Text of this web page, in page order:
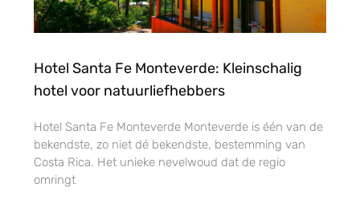
Hotel Santa Fe Monteverde: Kleinschalig
hotel voor natuurliefhebbers
Hotel Santa Fe Monteverde Monteverde is één van de
bekendste, zo niet dé bekendste, bestemming van
Costa Rica. Het unieke nevelwoud dat de regio
omringt